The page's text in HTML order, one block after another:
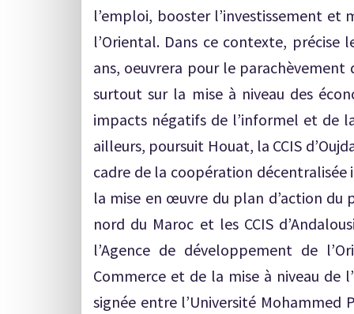
l’emploi, booster l’investissement
l’Oriental. Dans ce contexte,
ans, oeuvrera pour le
surtout sur la mise à niveau des
impacts négatifs de l’informel et de
ailleurs, poursuit Houat, la CCIS
cadre de la coopération
la mise en œuvre du plan d’action du
nord du Maroc et les CCIS
l’Agence de développement de
Commerce et de la mise à niveau de
signée entre l’Université Mohammed